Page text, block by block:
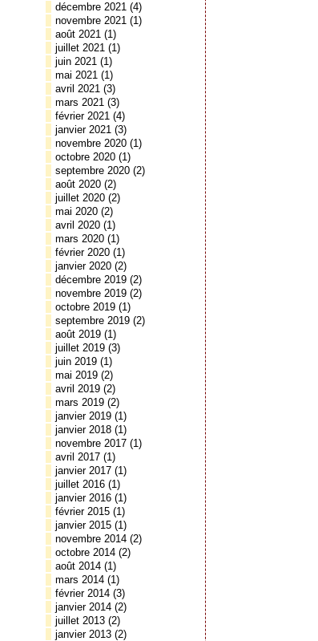
décembre 2021 (4)
novembre 2021 (1)
août 2021 (1)
juillet 2021 (1)
juin 2021 (1)
mai 2021 (1)
avril 2021 (3)
mars 2021 (3)
février 2021 (4)
janvier 2021 (3)
novembre 2020 (1)
octobre 2020 (1)
septembre 2020 (2)
août 2020 (2)
juillet 2020 (2)
mai 2020 (2)
avril 2020 (1)
mars 2020 (1)
février 2020 (1)
janvier 2020 (2)
décembre 2019 (2)
novembre 2019 (2)
octobre 2019 (1)
septembre 2019 (2)
août 2019 (1)
juillet 2019 (3)
juin 2019 (1)
mai 2019 (2)
avril 2019 (2)
mars 2019 (2)
janvier 2019 (1)
janvier 2018 (1)
novembre 2017 (1)
avril 2017 (1)
janvier 2017 (1)
juillet 2016 (1)
janvier 2016 (1)
février 2015 (1)
janvier 2015 (1)
novembre 2014 (2)
octobre 2014 (2)
août 2014 (1)
mars 2014 (1)
février 2014 (3)
janvier 2014 (2)
juillet 2013 (2)
janvier 2013 (2)